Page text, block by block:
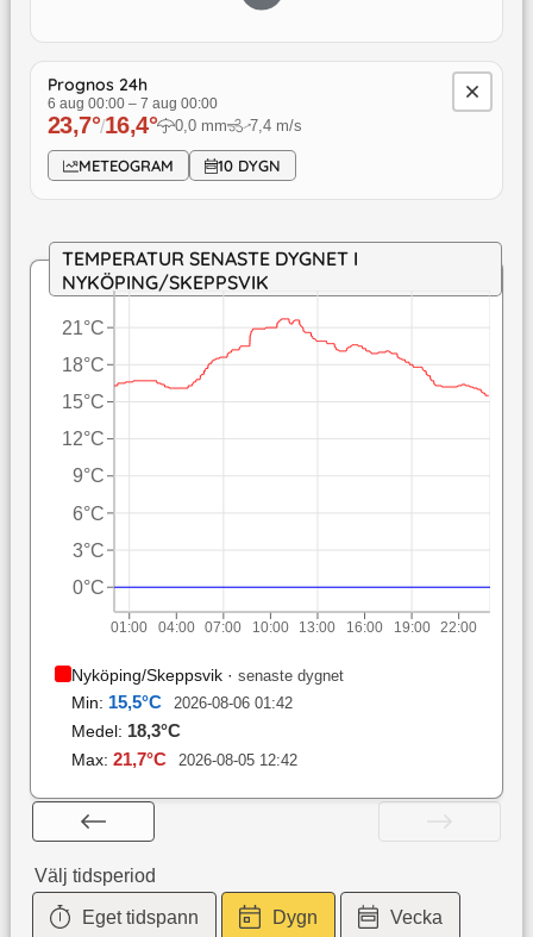
Prognos 24h
6 aug 00:00– 7 aug 00:00
23,7°/16,4° 0,0 mm ↓7,4 m/s
METEOGRAM 10 DYGN
TEMPERATUR SENASTE DYGNET I
NYKÖPING/SKEPPSVIK
01:00 04:00 07:00 10:00 13:00 16:00 19:00 22:00
0°C
3°C
6°C
9°C
12°C
15°C
18°C
21°C
Nyköping/Skeppsvik· senaste dygnet
Min: 15,5°C 2026-08-06 01:42
Medel: 18,3°C
Max: 21,7°C 2026-08-05 12:42
Välj tidsperiod
Eget tidspann Dygn Vecka